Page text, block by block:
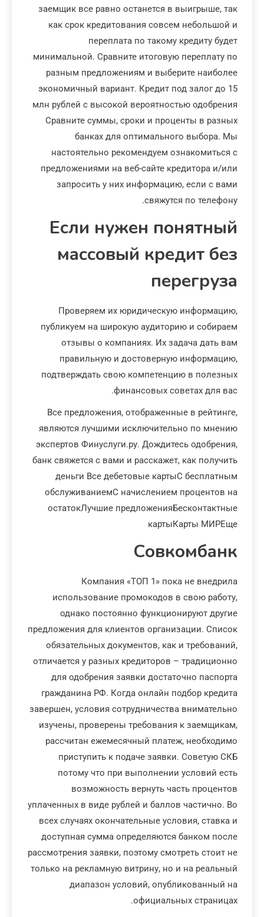
заемщик все равно останется в выигрыше, так
как срок кредитования совсем небольшой и
переплата по такому кредиту будет
минимальной. Сравните итоговую переплату по
разным предложениям и выберите наиболее
экономичный вариант. Кредит под залог до 15
млн рублей с высокой вероятностью одобрения
Сравните суммы, сроки и проценты в разных
банках для оптимального выбора. Мы
настоятельно рекомендуем ознакомиться с
предложениями на веб-сайте кредитора и/или
запросить у них информацию, если с вами
свяжутся по телефону.
Если нужен понятный
массовый кредит без
перегруза
Проверяем их юридическую информацию,
публикуем на широкую аудиторию и собираем
отзывы о компаниях. Их задача дать вам
правильную и достоверную информацию,
подтверждать свою компетенцию в полезных
финансовых советах для вас.
Все предложения, отображенные в рейтинге,
являются лучшими исключительно по мнению
экспертов Финуслуги.ру. Дождитесь одобрения,
банк свяжется c вами и расскажет, как получить
деньги Все дебетовые картыС бесплатным
обслуживаниемС начислением процентов на
остатокЛучшие предложенияБесконтактные
картыКарты МИРЕще
Совкомбанк
Компания «ТОП 1» пока не внедрила
использование промокодов в свою работу,
однако постоянно функционируют другие
предложения для клиентов организации. Список
обязательных документов, как и требований,
отличается у разных кредиторов – традиционно
для одобрения заявки достаточно паспорта
гражданина РФ. Когда онлайн подбор кредита
завершен, условия сотрудничества внимательно
изучены, проверены требования к заемщикам,
рассчитан ежемесячный платеж, необходимо
приступить к подаче заявки. Советую СКБ
потому что при выполнении условий есть
возможность вернуть часть процентов
уплаченных в виде рублей и баллов частично. Во
всех случаях окончательные условия, ставка и
доступная сумма определяются банком после
рассмотрения заявки, поэтому смотреть стоит не
только на рекламную витрину, но и на реальный
диапазон условий, опубликованный на
официальных страницах.